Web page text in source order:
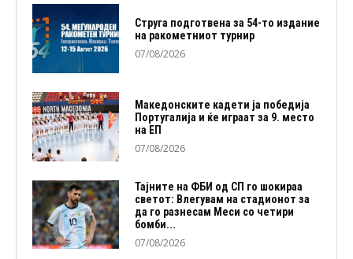
Струга подготвена за 54-то издание
на ракометниот турнир
07/08/2026
Македонските кадети ја победија
Португалија и ќе играат за 9. место
на ЕП
07/08/2026
Тајните на ФБИ од СП го шокираа
светот: Влегувам на стадионот за
да го разнесам Меси со четири
бомби...
07/08/2026